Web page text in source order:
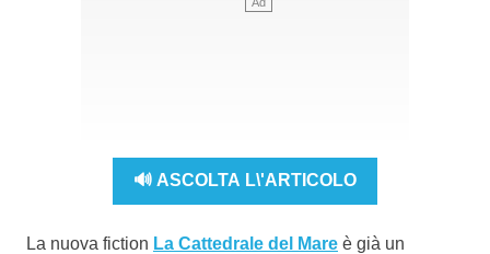
🔊 ASCOLTA L\'ARTICOLO
La nuova fiction La Cattedrale del Mare è già un